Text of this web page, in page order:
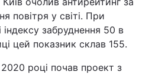
повітря у світі. При
забруднення 50 в
цей показник склав 155.
році почав проект з